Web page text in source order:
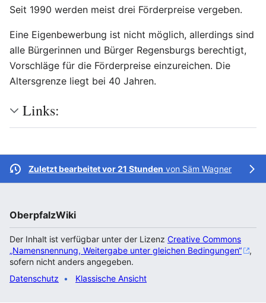
Seit 1990 werden meist drei Förderpreise vergeben.
Eine Eigenbewerbung ist nicht möglich, allerdings sind
alle Bürgerinnen und Bürger Regensburgs berechtigt,
Vorschläge für die Förderpreise einzureichen. Die
Altersgrenze liegt bei 40 Jahren.
Links:
Zuletzt bearbeitet vor 21 Stunden von Säm Wagner
OberpfalzWiki
Der Inhalt ist verfügbar unter der Lizenz Creative Commons
„Namensnennung, Weitergabe unter gleichen Bedingungen“
,
sofern nicht anders angegeben.
Datenschutz
Klassische Ansicht